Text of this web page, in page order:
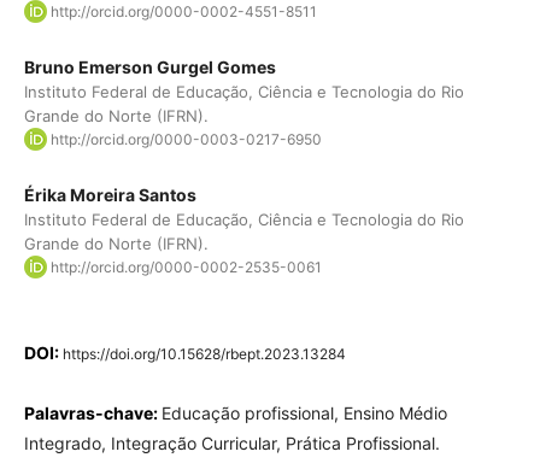
http://orcid.org/0000-0002-4551-8511
Bruno Emerson Gurgel Gomes
Instituto Federal de Educação, Ciência e Tecnologia do Rio
Grande do Norte (IFRN).
http://orcid.org/0000-0003-0217-6950
Érika Moreira Santos
Instituto Federal de Educação, Ciência e Tecnologia do Rio
Grande do Norte (IFRN).
http://orcid.org/0000-0002-2535-0061
DOI: https://doi.org/10.15628/rbept.2023.13284
Palavras-chave: Educação profissional, Ensino Médio
Integrado, Integração Curricular, Prática Profissional.